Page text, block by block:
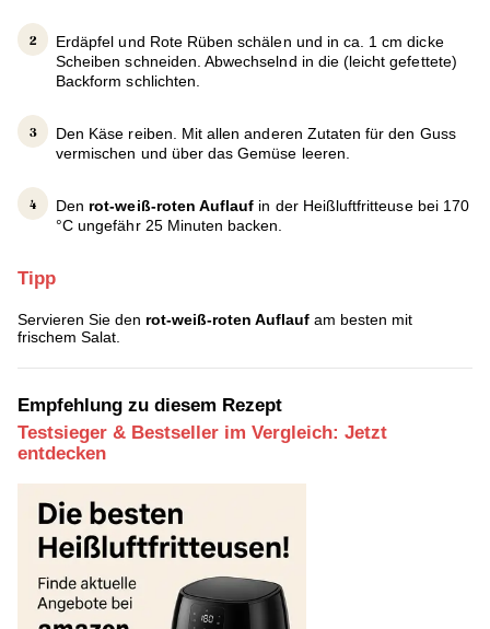
Erdäpfel und Rote Rüben schälen und in ca. 1 cm dicke
Scheiben schneiden. Abwechselnd in die (leicht gefettete)
Backform schlichten.
Den Käse reiben. Mit allen anderen Zutaten für den Guss
vermischen und über das Gemüse leeren.
Den rot-weiß-roten Auflauf in der Heißluftfritteuse bei 170
°C ungefähr 25 Minuten backen.
Tipp
Servieren Sie den rot-weiß-roten Auflauf am besten mit
frischem Salat.
Empfehlung zu diesem Rezept
Testsieger & Bestseller im Vergleich: Jetzt
entdecken